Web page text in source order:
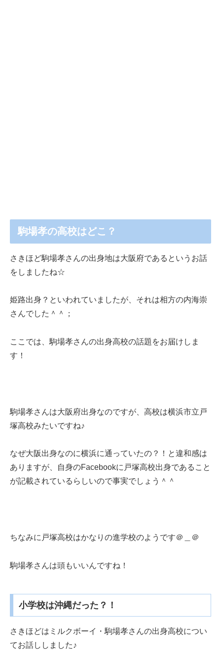
駒場孝の高校はどこ？
さきほど駒場孝さんの出身地は大阪府であるというお話
をしましたね☆
姫路出身？といわれていましたが、それは相方の内海崇
さんでした＾＾；
ここでは、駒場孝さんの出身高校の話題をお届けしま
す！
駒場孝さんは大阪府出身なのですが、高校は横浜市立戸
塚高校みたいですね♪
なぜ大阪出身なのに横浜に通っていたの？！と違和感は
ありますが、自身のFacebookに戸塚高校出身であること
が記載されているらしいので事実でしょう＾＾
ちなみに戸塚高校はかなりの進学校のようです＠＿＠
駒場孝さんは頭もいいんですね！
小学校は沖縄だった？！
さきほどはミルクボーイ・駒場孝さんの出身高校につい
てお話ししました♪